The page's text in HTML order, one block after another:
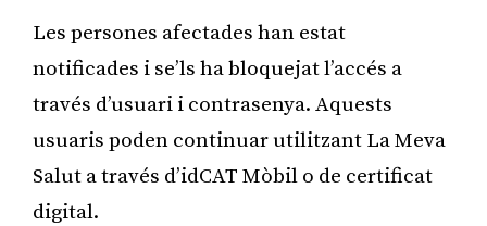
Les persones afectades han estat
notificades i se’ls ha bloquejat l’accés a
través d’usuari i contrasenya. Aquests
usuaris poden continuar utilitzant La Meva
Salut a través d’idCAT Mòbil o de certificat
digital.